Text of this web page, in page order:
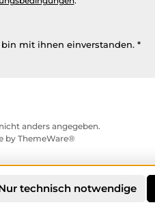
mit ihnen einverstanden. *
anders angegeben.
by ThemeWare®
technisch notwendige